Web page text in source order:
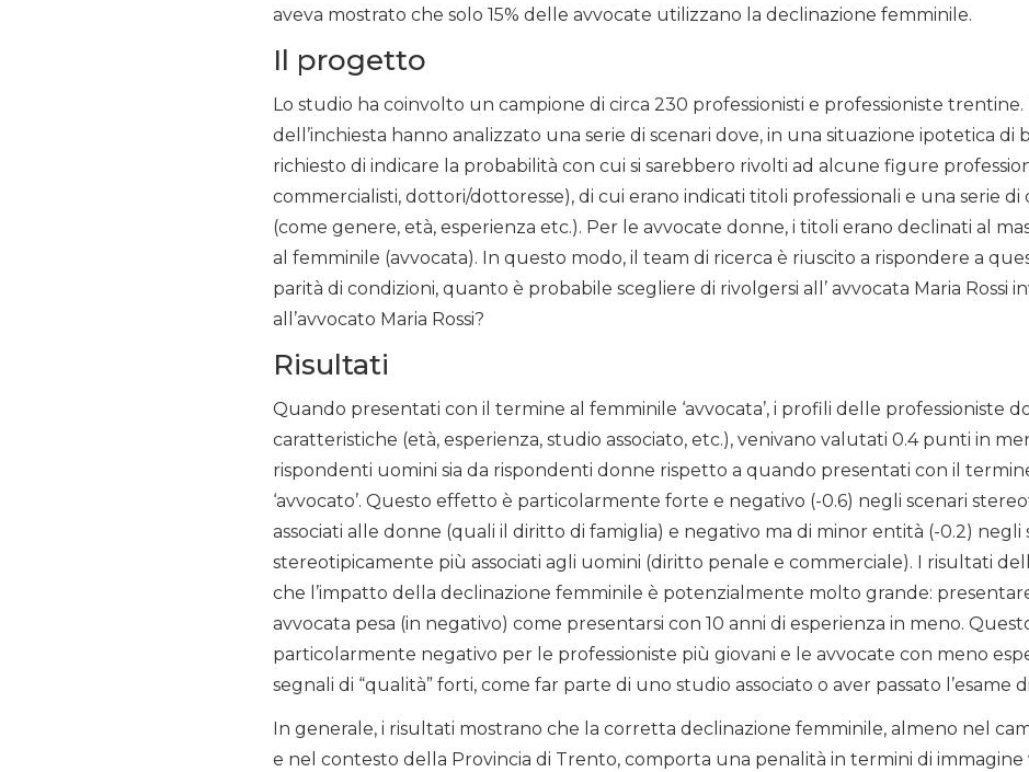
aveva mostrato che solo 15% delle avvocate utilizzano la declinazione femminile.
Il progetto
Lo studio ha coinvolto un campione di circa 230 professionisti e professioniste
dell’inchiesta hanno analizzato una serie di scenari dove, in una situazione ipotetica di
richiesto di indicare la probabilità con cui si sarebbero rivolti ad alcune figure
commercialisti, dottori/dottoresse), di cui erano indicati titoli professionali e una serie di
(come genere, età, esperienza etc.). Per le avvocate donne, i titoli erano declinati al
al femminile (avvocata). In questo modo, il team di ricerca è riuscito a rispondere a
parità di condizioni, quanto è probabile scegliere di rivolgersi all’ avvocata Maria Rossi
all’avvocato Maria Rossi?
Risultati
Quando presentati con il termine al femminile ‘avvocata’, i profili delle professioniste
caratteristiche (età, esperienza, studio associato, etc.), venivano valutati 0.4 punti in
rispondenti uomini sia da rispondenti donne rispetto a quando presentati con il
‘avvocato’. Questo effetto è particolarmente forte e negativo (-0.6) negli scenari
associati alle donne (quali il diritto di famiglia) e negativo ma di minor entità (-0.2) negli
stereotipicamente più associati agli uomini (diritto penale e commerciale). I risultati
che l’impatto della declinazione femminile è potenzialmente molto grande:
avvocata pesa (in negativo) come presentarsi con 10 anni di esperienza in meno.
particolarmente negativo per le professioniste più giovani e le avvocate con meno
segnali di “qualità” forti, come far parte di uno studio associato o aver passato l’esame
In generale, i risultati mostrano che la corretta declinazione femminile, almeno nel
e nel contesto della Provincia di Trento, comporta una penalità in termini di immagine